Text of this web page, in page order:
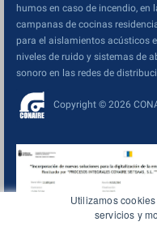
Utilizamos
servicios y
humos en caso de incendio, en
campanas de cocinas
para el aislamientos acústicos
niveles de ruido y sistemas de
sonoro en las redes de
Copyright © 2026